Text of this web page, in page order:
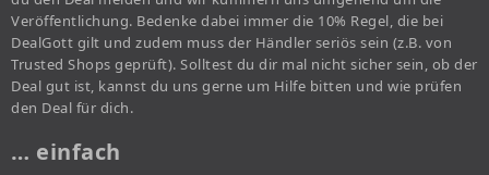
Veröffentlichung. Bedenke dabei immer die 10% Regel, die bei
DealGott gilt und zudem muss der Händler seriös sein (z.B. von
Trusted Shops geprüft). Solltest du dir mal nicht sicher sein, ob der
Deal gut ist, kannst du uns gerne um Hilfe bitten und wie prüfen
den Deal für dich.
… einfach